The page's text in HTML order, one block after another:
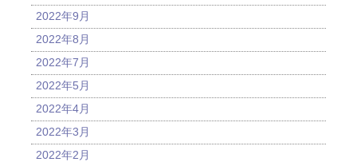
2022年9月
2022年8月
2022年7月
2022年5月
2022年4月
2022年3月
2022年2月